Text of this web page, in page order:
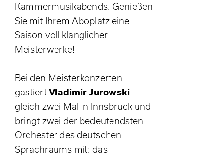
Kammermusikabends. Genießen
Sie mit Ihrem Aboplatz eine
Saison voll klanglicher
Meisterwerke!
Bei den Meisterkonzerten
gastiertVladimir Jurowski
gleich zwei Mal in Innsbruck und
bringt zwei der bedeutendsten
Orchester des deutschen
Sprachraums mit: das